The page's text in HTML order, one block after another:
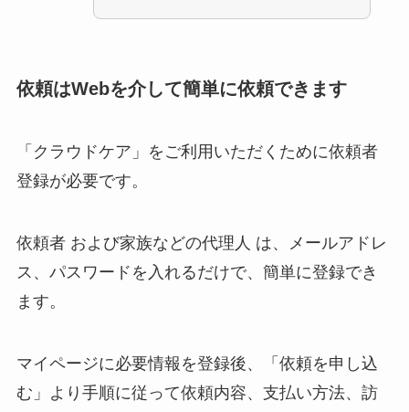
依頼はWebを介して簡単に依頼できます
「クラウドケア」をご利用いただくために依頼者
登録が必要です。
依頼者 および家族などの代理人 は、メールアドレ
ス、パスワードを入れるだけで、簡単に登録でき
ます。
マイページに必要情報を登録後、「依頼を申し込
む」より手順に従って依頼内容、支払い方法、訪